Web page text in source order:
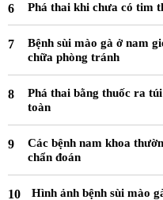
Phá thai khi chưa có tim
Bệnh sùi mào gà ở nam
chữa phòng tránh
Phá thai bằng thuốc ra
toàn
Các bệnh nam khoa
chẩn đoán
Hình ảnh bệnh sùi mào